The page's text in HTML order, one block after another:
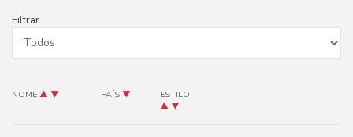
Filtrar
NOME ▲ ▼ PAÍS ▼
ESTILO
▲ ▼